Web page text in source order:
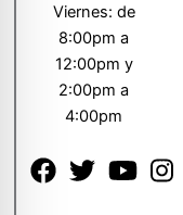
Viernes: de
8:00pm a
12:00pm y
2:00pm a
4:00pm